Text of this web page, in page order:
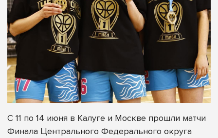
С 11 по 14 июня в Калуге и Москве прошли матчи
Финала Центрального Федерального округа